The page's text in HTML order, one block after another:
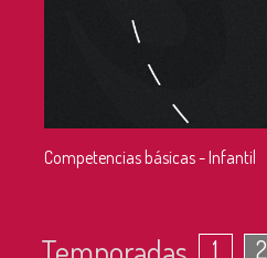
Competencias básicas - Infantil
1 2